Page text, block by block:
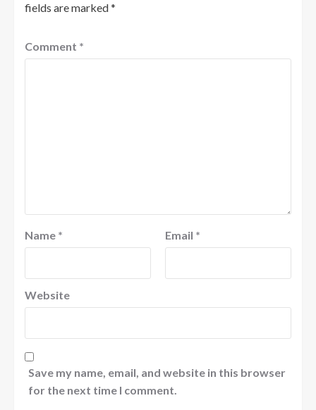
fields are marked*
Comment *
Name * Email *
Website
Save my name, email, and website in this browser
for the next time I comment.